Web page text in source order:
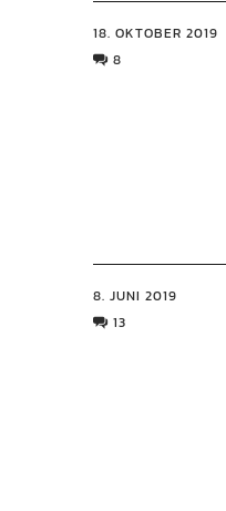
18. OKTOBER 2019
8
8. JUNI 2019
13